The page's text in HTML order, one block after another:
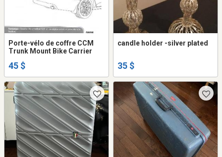
Porte-vélo de coffre CCM
Trunk Mount Bike Carrier
45 $
candle holder -silver plated
35 $